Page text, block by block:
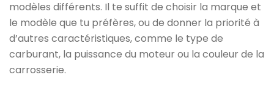
modèles différents. Il te suffit de choisir la marque et
le modèle que tu préfères, ou de donner la priorité à
d’autres caractéristiques, comme le type de
carburant, la puissance du moteur ou la couleur de la
carrosserie.